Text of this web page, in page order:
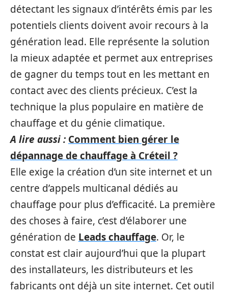
détectant les signaux d’intérêts émis par les
potentiels clients doivent avoir recours à la
génération lead. Elle représente la solution
la mieux adaptée et permet aux entreprises
de gagner du temps tout en les mettant en
contact avec des clients précieux. C’est la
technique la plus populaire en matière de
chauffage et du génie climatique.
A lire aussi : Comment bien gérer le
dépannage de chauffage à Créteil ?
Elle exige la création d’un site internet et un
centre d’appels multicanal dédiés au
chauffage pour plus d’efficacité. La première
des choses à faire, c’est d’élaborer une
génération de Leads chauffage. Or, le
constat est clair aujourd’hui que la plupart
des installateurs, les distributeurs et les
fabricants ont déjà un site internet. Cet outil